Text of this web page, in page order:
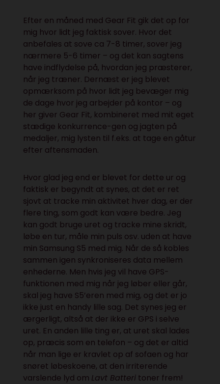
Efter en måned med Gear Fit gik det op for
mig hvor lidt jeg faktisk sover. Hvor det
anbefales at sove ca 7-8 timer, sover jeg
nærmere 5-6 timer – og det kan sagtens
have indflydelse på, hvordan jeg præsterer,
når jeg træner. Dernæst er jeg blevet
opmærksom på hvor lidt jeg bevæger mig
de dage hvor jeg arbejder på kontor – og
her giver Gear Fit, kombineret med mit eget
stædige konkurrence-gen og jagten på
medaljer, mig lysten til f.eks. at tage en gåtur
efter aftensmaden.
Hvor glad jeg end er blevet for dette ur og
faktisk er begyndt at synes, at det er ret
sjovt at tracke min aktivitet hver dag, er der
flere ting, som godt kan være bedre. Jeg
kan godt bruge uret og tracke mine skridt,
løbe en tur, måle min puls osv. uden at have
min Samsung S5 med mig. Når de så kobles
sammen igen synkroniseres data mellem
enhederne. Men hvis jeg vil have GPS-
funktionen med mig når jeg løber eller går,
skal jeg have S5’eren med mig, og det er jo
ikke just en handy lille sag. Det synes jeg er
ærgerligt, altså at der ikke er GPS i selve
uret. En anden lille ting er, at uret skal lades
op, præcis som en telefon – og det er altid
når man lige er kravlet op af sofaen og har
snøret løbeskoene, at den irriterende
varslende lyd om Lavt Batteri toner frem!